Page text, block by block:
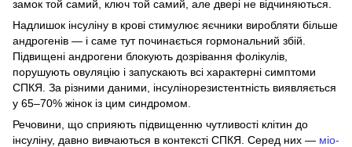
замок той самий, ключ той самий, але двері не відчиняються.
Надлишок інсуліну в крові стимулює яєчники виробляти більше
андрогенів — і саме тут починається гормональний збій.
Підвищені андрогени блокують дозрівання фолікулів,
порушують овуляцію і запускають всі характерні симптоми
СПКЯ. За різними даними, інсулінорезистентність виявляється
у 65–70% жінок із цим синдромом.
Речовини, що сприяють підвищенню чутливості клітин до
інсуліну, давно вивчаються в контексті СПКЯ. Серед них — міо-